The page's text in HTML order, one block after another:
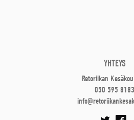
YHTEYS
Retoriikan
050 595 8183